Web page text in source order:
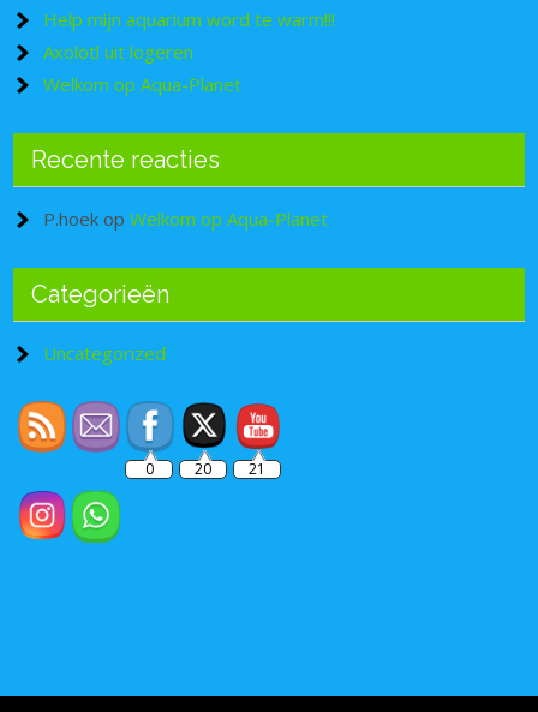
Help mijn aquarium word te warm!!!
Axolotl uit logeren
Welkom op Aqua-Planet
Recente reacties
P.hoek opWelkom op Aqua-Planet
Categorieën
Uncategorized
0 20 21